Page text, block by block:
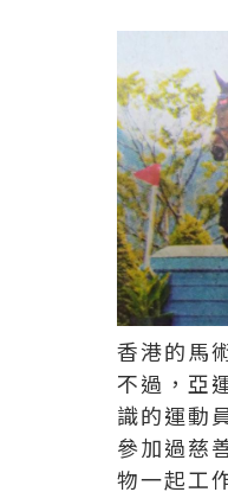
香港的馬
不過，亞
識的運動
參加過慈
物一起工